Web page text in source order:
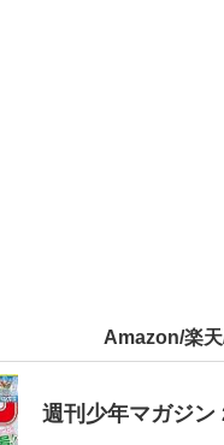
Amazon/楽
週刊少年マガジン